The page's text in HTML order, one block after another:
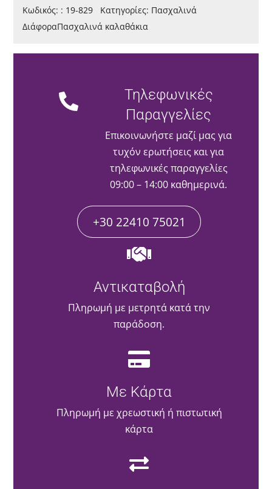
Κωδικός: : 19-829 Κατηγορίες: Πασχαλινά
ΔιάφοραΠασχαλινά καλαθάκια
Τηλεφωνικές
Παραγγελίες
Επικοινωνήστε μαζί μας για
τυχόν ερωτήσεις και για
τηλεφωνικές παραγγελίες
09:00 – 14:00 καθημερινά.
+30 22410 75021
Αντικαταβολή
Πληρωμή με μετρητά κατά την
παράδοση.
Με Κάρτα
Πληρωμή με χρεωστική ή πιστωτική
κάρτα